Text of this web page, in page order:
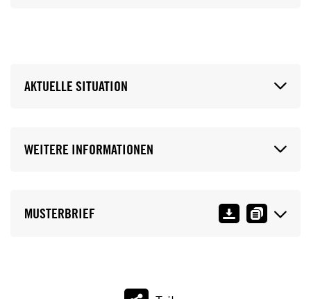
AKTUELLE SITUATION
WEITERE INFORMATIONEN
MUSTERBRIEF